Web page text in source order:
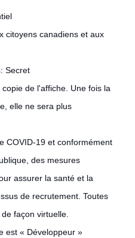
citoyens canadiens et aux
Secret
de l'affiche. Une fois la
elle ne sera plus
COVID-19 et conformément
des mesures
assurer la santé et la
de recrutement. Toutes
façon virtuelle.
est « Développeur »